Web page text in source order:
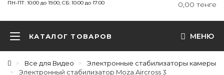
ПН-ПТ: 10:00 до 19:00; СБ: 10:00 до 17:00 0,00 тенге
КАТАЛОГ ТОВАРОВ МЕНЮ
Все для Видео
Электронные стабилизаторы камеры
Электронный стабилизатор Moza Aircross 3